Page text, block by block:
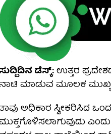
ಸುದ್ದಿದಿನ ಡೆಸ್ಕ್:ಉತ್ತರ
ಮಾಡುವ ಮೂಲಕ
ಅಧಿಕಾರ ಸ್ವೀಕರಿಸಿದ